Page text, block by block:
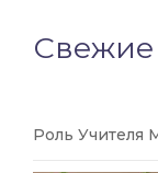
Свежие
Роль Учителя